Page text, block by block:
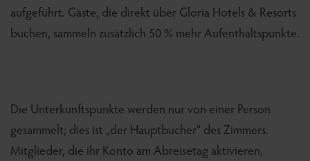
aufgeführt. Gäste, die direkt über Gloria Hotels & Resorts
buchen, sammeln zusätzlich 50 % mehr Aufenthaltspunkte.
Die Unterkunftspunkte werden nur von einer Person
gesammelt; dies ist „der Hauptbucher“ des Zimmers.
Mitglieder, die ihr Konto am Abreisetag aktivieren,